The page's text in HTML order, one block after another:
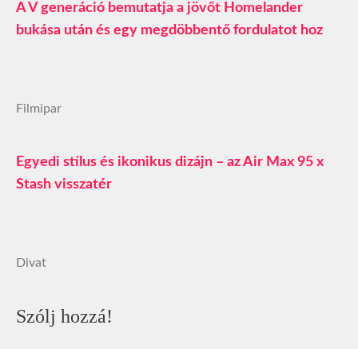
A V generáció bemutatja a jövőt Homelander
bukása után és egy megdöbbentő fordulatot hoz
Filmipar
Egyedi stílus és ikonikus dizájn – az Air Max 95 x
Stash visszatér
Divat
Szólj hozzá!